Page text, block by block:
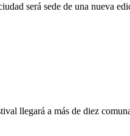
será sede de una nueva
llegará a más de diez